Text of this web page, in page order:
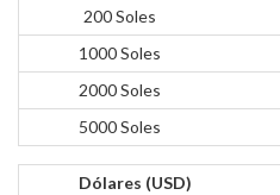
200 Soles
1000 Soles
2000 Soles
5000 Soles
Dólares (USD)